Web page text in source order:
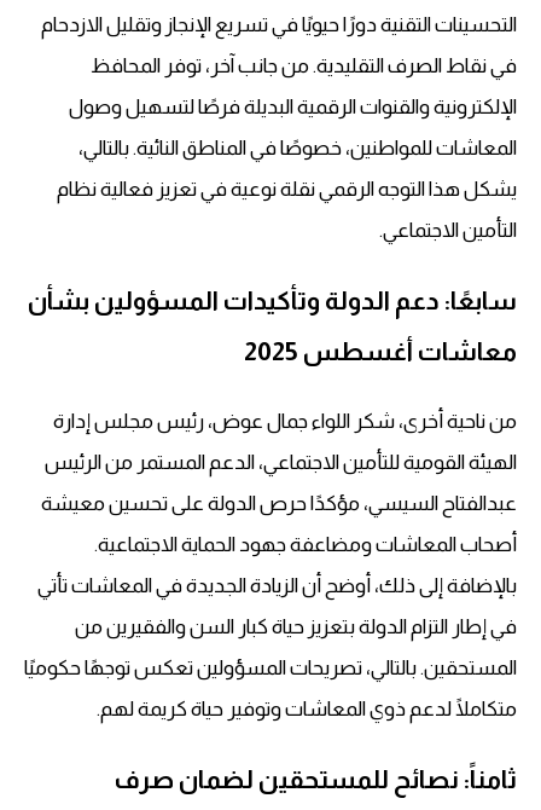
التحسينات التقنية دورًا حيويًا في تسريع الإنجاز وتقليل الازدحام
في نقاط الصرف التقليدية. من جانب آخر، توفر المحافظ
الإلكترونية والقنوات الرقمية البديلة فرصًا لتسهيل وصول
المعاشات للمواطنين، خصوصًا في المناطق النائية. بالتالي،
يشكل هذا التوجه الرقمي نقلة نوعية في تعزيز فعالية نظام
التأمين الاجتماعي.
سابعًا: دعم الدولة وتأكيدات المسؤولين بشأن
معاشات أغسطس 2025
من ناحية أخرى، شكر اللواء جمال عوض، رئيس مجلس إدارة
الهيئة القومية للتأمين الاجتماعي، الدعم المستمر من الرئيس
عبدالفتاح السيسي، مؤكدًا حرص الدولة على تحسين معيشة
أصحاب المعاشات ومضاعفة جهود الحماية الاجتماعية.
بالإضافة إلى ذلك، أوضح أن الزيادة الجديدة في المعاشات تأتي
في إطار التزام الدولة بتعزيز حياة كبار السن والفقيرين من
المستحقين. بالتالي، تصريحات المسؤولين تعكس توجهًا حكوميًا
متكاملًا لدعم ذوي المعاشات وتوفير حياة كريمة لهم.
ثامناً: نصائح للمستحقين لضمان صرف